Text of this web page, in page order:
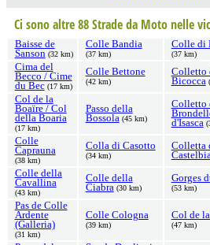
Ci sono altre 88 Strade da Moto nelle
Baisse de
Sanson (32 km)
Colle Bandia
(37 km)
Colle di
(37 km)
Cima del
Becco / Cime
du Bec (17 km)
Colle Bettone
(42 km)
Colletto
Bicocca
Col de la
Boaïre / Col
della Boaria
(17 km)
Passo della
Bossola (45 km)
Colletto
d'Isasca
Colle
Caprauna
(38 km)
Colla di Casotto
(34 km)
Colletta
Colle della
Cavallina
(43 km)
Colle della
Ciabra (30 km)
Gorges
(53 km)
Pas de Colle
Ardente
(Galleria)
(31 km)
Colle Cologna
(39 km)
Col de
(47 km)